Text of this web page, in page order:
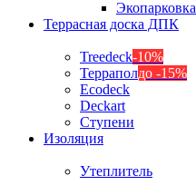
Экопарковка
Террасная доска ДПК
Treedeck-10%
Терраполдо -15%
Ecodeck
Deckart
Ступени
Изоляция
Утеплитель